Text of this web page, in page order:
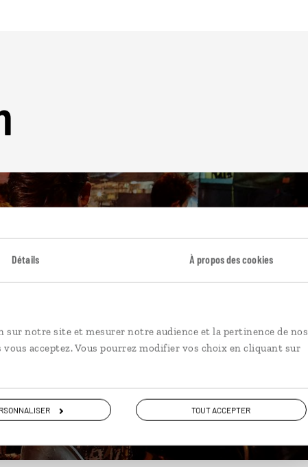
Détails À propos des cookies
notre site et mesurer notre audience et la pertinence de nos
acceptez. Vous pourrez modifier vos choix en cliquant sur
TOUT ACCEPTER
idées de voyage